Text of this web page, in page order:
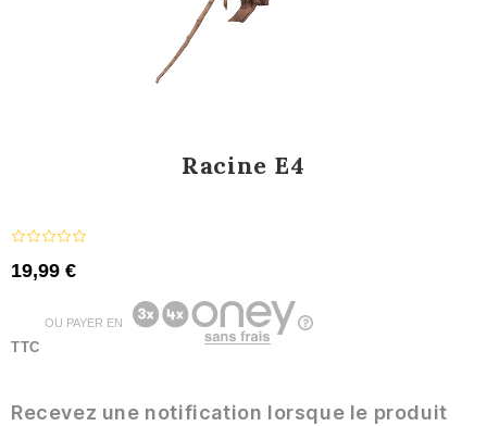
Racine E4
19,99 €
TTC
OU PAYER EN
Recevez une notification lorsque le produit